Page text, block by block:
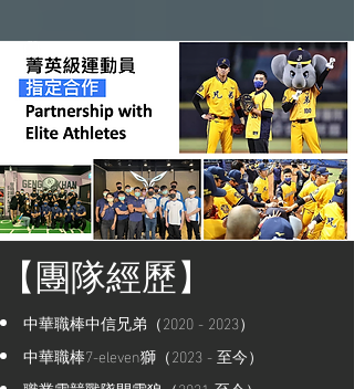
【團隊經歷】
中華職棒中信兄弟（2020 - 2023）
中華職棒7-eleven獅（2023 - 至今）